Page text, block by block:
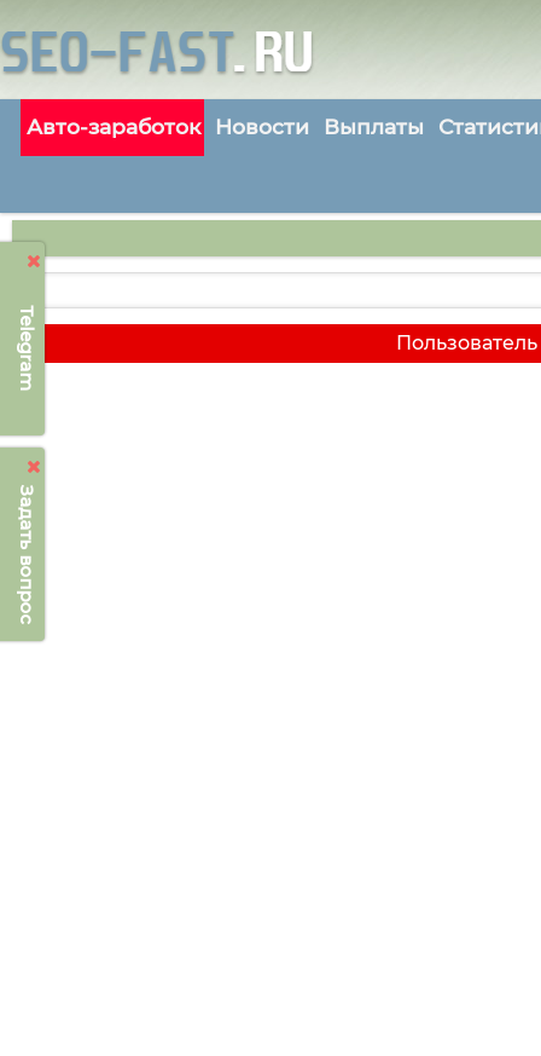
Telegram
Задать вопрос
Авто-заработок Новости Выплаты